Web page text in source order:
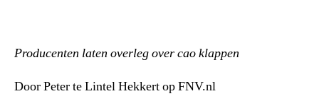
Producenten laten overleg over cao klappen
Door Peter te Lintel Hekkert op FNV.nl